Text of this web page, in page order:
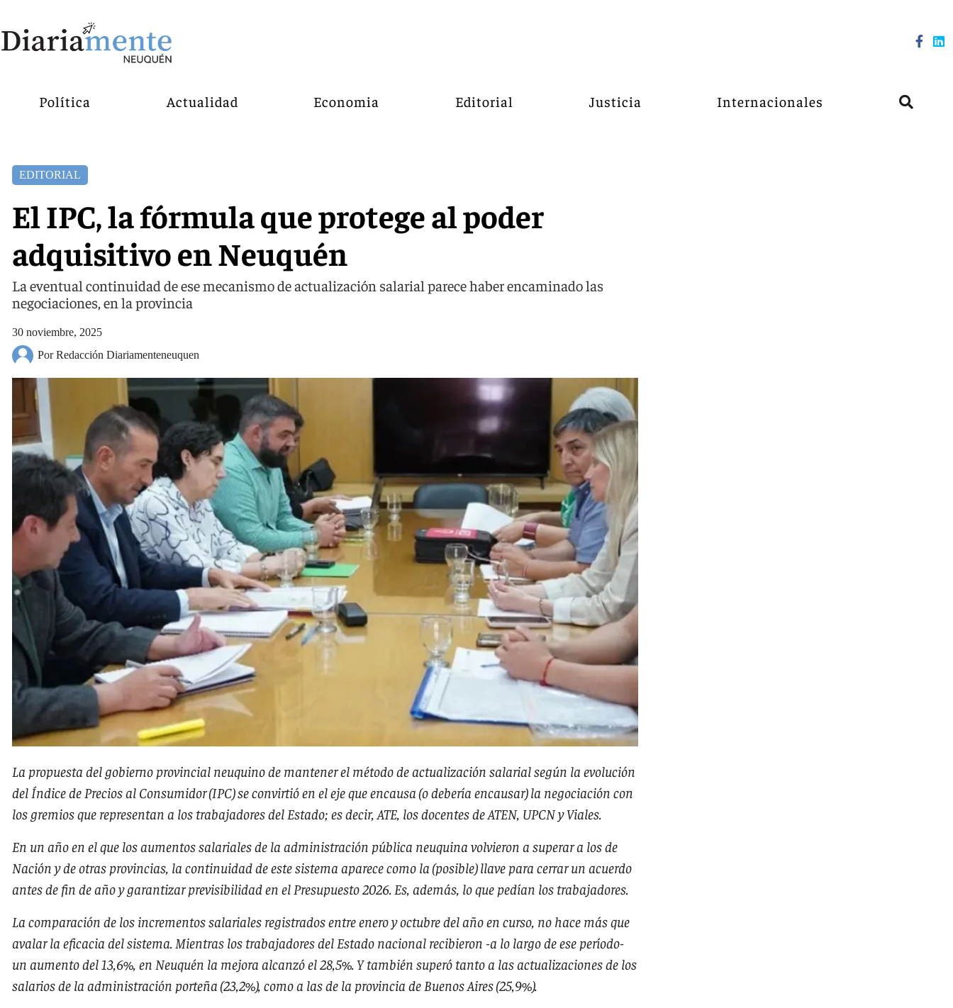
Política Actualidad Economia Editorial Justicia Internacionales
EDITORIAL
El IPC, la fórmula que protege al poder
adquisitivo en Neuquén
La eventual continuidad de ese mecanismo de actualización salarial parece haber encaminado las
negociaciones, en la provincia
30 noviembre, 2025
Por Redacción Diariamenteneuquen
La propuesta del gobierno provincial neuquino de mantener el método de actualización salarial según la evolución
del Índice de Precios al Consumidor (IPC) se convirtió en el eje que encausa (o debería encausar) la negociación con
los gremios que representan a los trabajadores del Estado; es decir, ATE, los docentes de ATEN, UPCN y Viales.
En un año en el que los aumentos salariales de la administración pública neuquina volvieron a superar a los de
Nación y de otras provincias, la continuidad de este sistema aparece como la (posible) llave para cerrar un acuerdo
antes de fin de año y garantizar previsibilidad en el Presupuesto 2026. Es, además, lo que pedían los trabajadores.
La comparación de los incrementos salariales registrados entre enero y octubre del año en curso, no hace más que
avalar la eficacia del sistema. Mientras los trabajadores del Estado nacional recibieron -a lo largo de ese período-
un aumento del 13,6%, en Neuquén la mejora alcanzó el 28,5%. Y también superó tanto a las actualizaciones de los
salarios de la administración porteña (23,2%), como a las de la provincia de Buenos Aires (25,9%).